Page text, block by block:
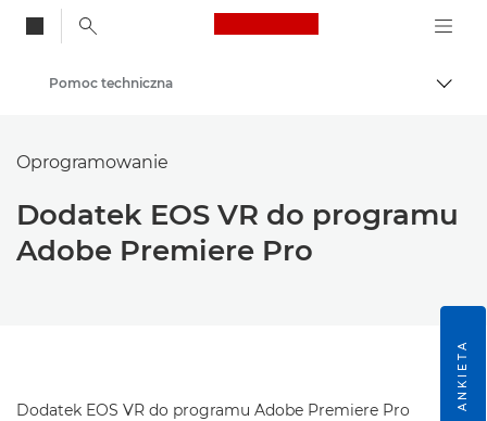
Canon Logo, back
Pomoc techniczna
Oprogramowanie
Dodatek EOS VR do programu
Adobe Premiere Pro
Dodatek EOS VR do programu Adobe Premiere Pro
ANKIETA